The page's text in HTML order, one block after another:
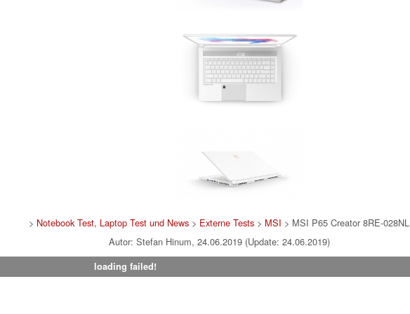
> Notebook Test, Laptop Test und News > Externe Tests > MSI > MSI P65 Creator 8RE-028NL
Autor: Stefan Hinum, 24.06.2019 (Update: 24.06.2019)
loading failed!